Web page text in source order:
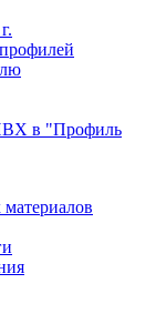
в "Профиль